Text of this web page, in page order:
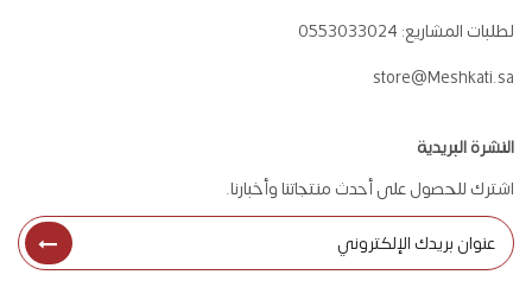
لطلبات المشاريع: 0553033024
store@Meshkati.sa
النشرة البريدية
اشترك للحصول على أحدث منتجاتنا وأخبارنا.